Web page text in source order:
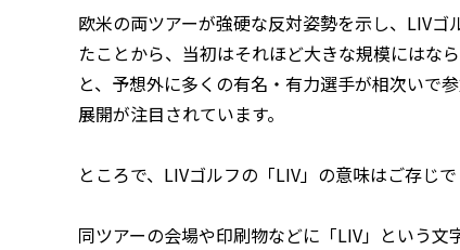
欧米の両ツアーが強硬な反対姿勢を示し、LIV
たことから、当初はそれほど大きな規模にはな
と、予想外に多くの有名・有力選手が相次いで
展開が注目されています。
ところで、LIVゴルフの「LIV」の意味はご存じ
同ツアーの会場や印刷物などに「LIV」という